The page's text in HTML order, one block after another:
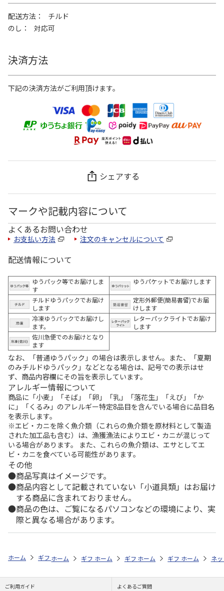
配送方法
チルド
のし
対応可
決済方法
下記の決済方法がご利用頂けます。
シェアする
マークや記載内容について
よくあるお問い合わせ
お支払い方法 注文のキャンセルについて
配送情報について
ゆうパック等でお届けしま
す
ゆうパケットでお届けします
チルドゆうパックでお届け
します
定形外郵便(簡易書留)でお届
けします
冷凍ゆうパックでお届けし
ます。
レターパックライトでお届け
します
佐川急便でのお届けとなり
ます
なお、「普通ゆうパック」の場合は表示しません。また、「夏期
のみチルドゆうパック」などとなる場合は、記号での表示はせ
ず、商品内容欄にその旨を表示しています。
アレルギー情報について
商品に「小麦」「そば」「卵」「乳」「落花生」「えび」「か
に」「くるみ」のアレルギー特定8品目を含んでいる場合に品目名
を表示します。
※エビ・カニを除く魚介類（これらの魚介類を原材料として製造
された加工品も含む）は、漁獲漁法によりエビ・カニが混じって
いる場合があります。 また、これらの魚介類は、エサとしてエ
ビ・カニを食べている可能性があります。
その他
商品写真はイメージです。
商品内容として記載されていない「小道具類」はお届け
する商品に含まれておりません。
商品の色は、ご覧になるパソコンなどの環境により、実
際と異なる場合があります。
ホーム ギフトストア お中元・夏ギフト特集 2026 うなぎ・魚・海鮮
ホーム ギフトストア お中元・夏ギフト特集 2026
ホーム ギフトストア お中元・夏ギフト
ホーム ギフトストア お
ホーム ネ
ご利用ガイド よくあるご質問